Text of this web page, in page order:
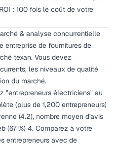
: 100 fois le coût de votre
& analyse concurrentielle
entreprise de fournitures de
texan. Vous devez
les niveaux de qualité
du marché.
"entrepreneurs électriciens" au
(plus de 1,200 entrepreneurs)
(4.2), nombre moyen d'avis
(67 %) 4. Comparez à votre
entrepreneurs avec de